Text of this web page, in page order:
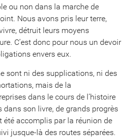
ou non dans la marche de
Nous avons pris leur terre,
détruit leurs moyens
C’est donc pour nous un devoir
envers eux.
sont ni des supplications, ni des
mais de la
dans le cours de l’histoire
son livre, de grands progrès
accomplis par la réunion de
jusque-là des routes séparées.